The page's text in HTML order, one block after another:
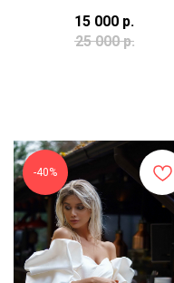
15 000 р.
25 000 р.
-40%